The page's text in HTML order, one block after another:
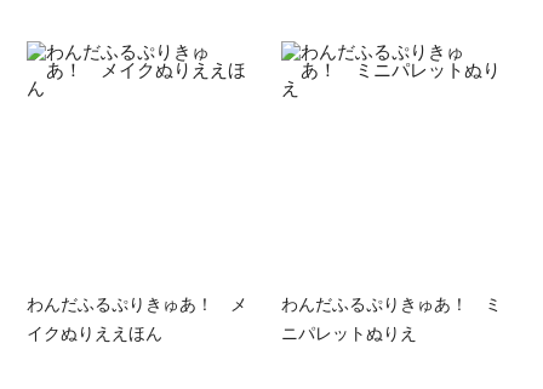
わんだふるぷりきゅあ！ メ
イクぬりええほん
わんだふるぷりきゅあ！ ミ
ニパレットぬりえ